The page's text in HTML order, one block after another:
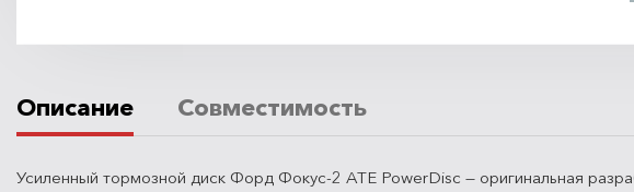
Описание Совместимость
Усиленный тормозной диск Форд Фокус-2 ATE PowerDisc — оригинальная